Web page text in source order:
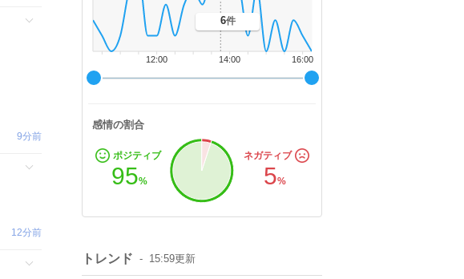
9分前
12分前
16:00
14:00
12:00
6件
感情の割合
ポジティブ
95%
ネガティブ
5%
トレンド 15:59更新